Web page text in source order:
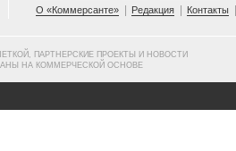
О «Коммерсанте»
Редакция Контакты
ПАРТНЕРСКИЕ ПРОЕКТЫ И НОВОСТИ
НА КОММЕРЧЕСКОЙ ОСНОВЕ